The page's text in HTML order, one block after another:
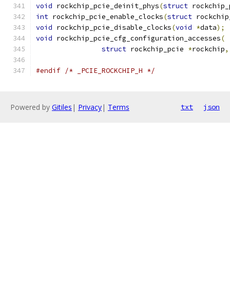
void rockchip_pcie_deinit_phys(struct
int rockchip_pcie_enable_clocks(struct
void rockchip_pcie_disable_clocks(void *data);
void rockchip_pcie_cfg_configuration_accesses(
struct rockchip_pcie *rockchip,
#endif /* _PCIE_ROCKCHIP_H */
Powered by Gitiles | Privacy| Terms txt json